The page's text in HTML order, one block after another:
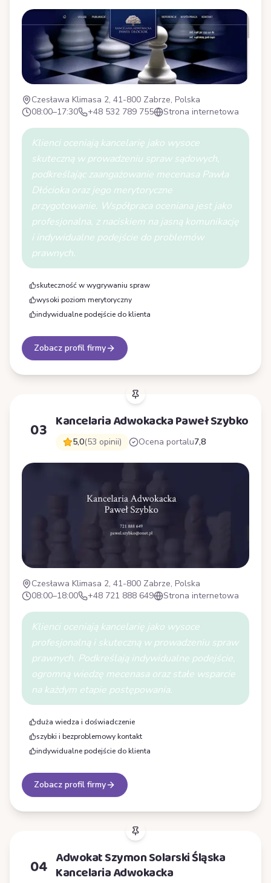
Czesława Klimasa 2, 41-800 Zabrze, Polska
08:00–17:30
+48 532 789 755 Strona internetowa
Klienci oceniają kancelarię jako wysoce
skuteczną w prowadzeniu spraw sądowych,
podkreślając zaangażowanie mecenasa Pawła
Dłócioka oraz jego merytoryczne
przygotowanie. Współpraca oceniana jest jako
profesjonalna, z naciskiem na jasną komunikację
i indywidualne podejście do problemów
prawnych.
skuteczność w wygrywaniu spraw
wysoki poziom merytoryczny
indywidualne podejście do klienta
Zobacz profil firmy
03 Kancelaria Adwokacka Paweł Szybko
5,0(53 opinii) Ocena portalu7,8
Czesława Klimasa 2, 41-800 Zabrze, Polska
08:00–18:00
+48 721 888 649 Strona internetowa
Klienci oceniają kancelarię jako wysoce
profesjonalną i skuteczną w prowadzeniu spraw
prawnych. Podkreślają indywidualne podejście,
ogromną wiedzę mecenasa oraz stałe wsparcie
na każdym etapie postępowania.
duża wiedza i doświadczenie
szybki i bezproblemowy kontakt
indywidualne podejście do klienta
Zobacz profil firmy
04 Adwokat Szymon Solarski Śląska
Kancelaria Adwokacka